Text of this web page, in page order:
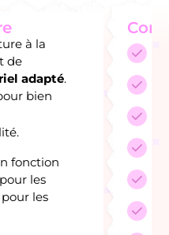
à la
de
adapté.
bien
fonction
les
les